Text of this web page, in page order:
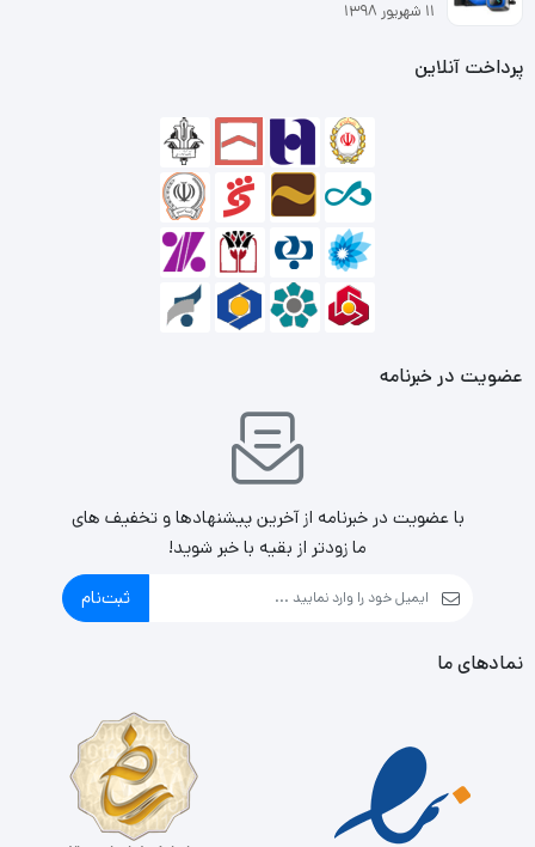
لایه‌ها با هم تداخلی ندارند و روی یکدیگر تاثیر منفی
نمی‌گذارند؛ درنتیجه همین امر به بهبود کیفی عملکرد منجر شده
است. از تاثیرات مستقیم 10 لایه‌‌بودن PCB می‌توان به پایداری
رم در اورکلاک‌های سنگین اشاره کرد. رم دسکتاپ تیم گروپ مدل
گیگابایت به فناوری XMP2.0 هم مجهز است و می‌توان آن را
به‌سادگی و با یک کلیک اورکلاک کرد.
۱۱ شهریور ۱۳۹۸
پرداخت آنلاین
عضویت در خبرنامه
با عضویت در خبرنامه از آخرین پیشنهادها و تخفیف های
ما زودتر از بقیه با خبر شوید!
ثبت‌نام
نمادهای ما